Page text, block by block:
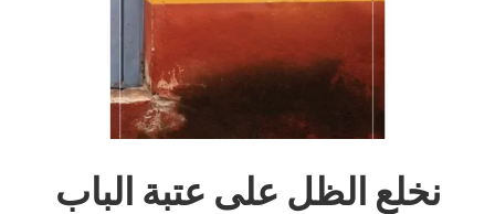
نخلع الظل على عتبة الباب